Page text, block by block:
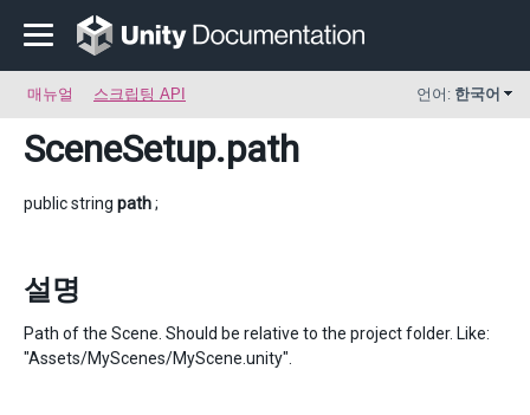
매뉴얼 스크립팅 API 언어: 한국어
SceneSetup.path
public string path;
설명
Path of the Scene. Should be relative to the project folder. Like:
"Assets/MyScenes/MyScene.unity".